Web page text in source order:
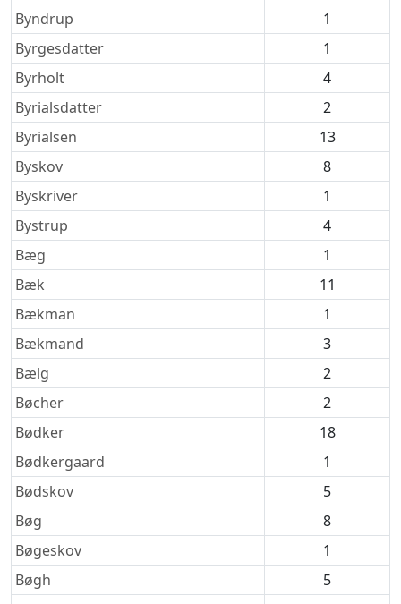
Byndrup
1
Byrgesdatter
1
Byrholt
4
Byrialsdatter
2
Byrialsen
13
Byskov
8
Byskriver
1
Bystrup
4
Bæg
1
Bæk
11
Bækman
1
Bækmand
3
Bælg
2
Bøcher
2
Bødker
18
Bødkergaard
1
Bødskov
5
Bøg
8
Bøgeskov
1
Bøgh
5